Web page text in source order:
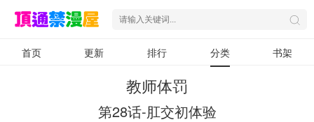
首页 更新 排行 分类 书架
教师体罚
第28话-肛交初体验